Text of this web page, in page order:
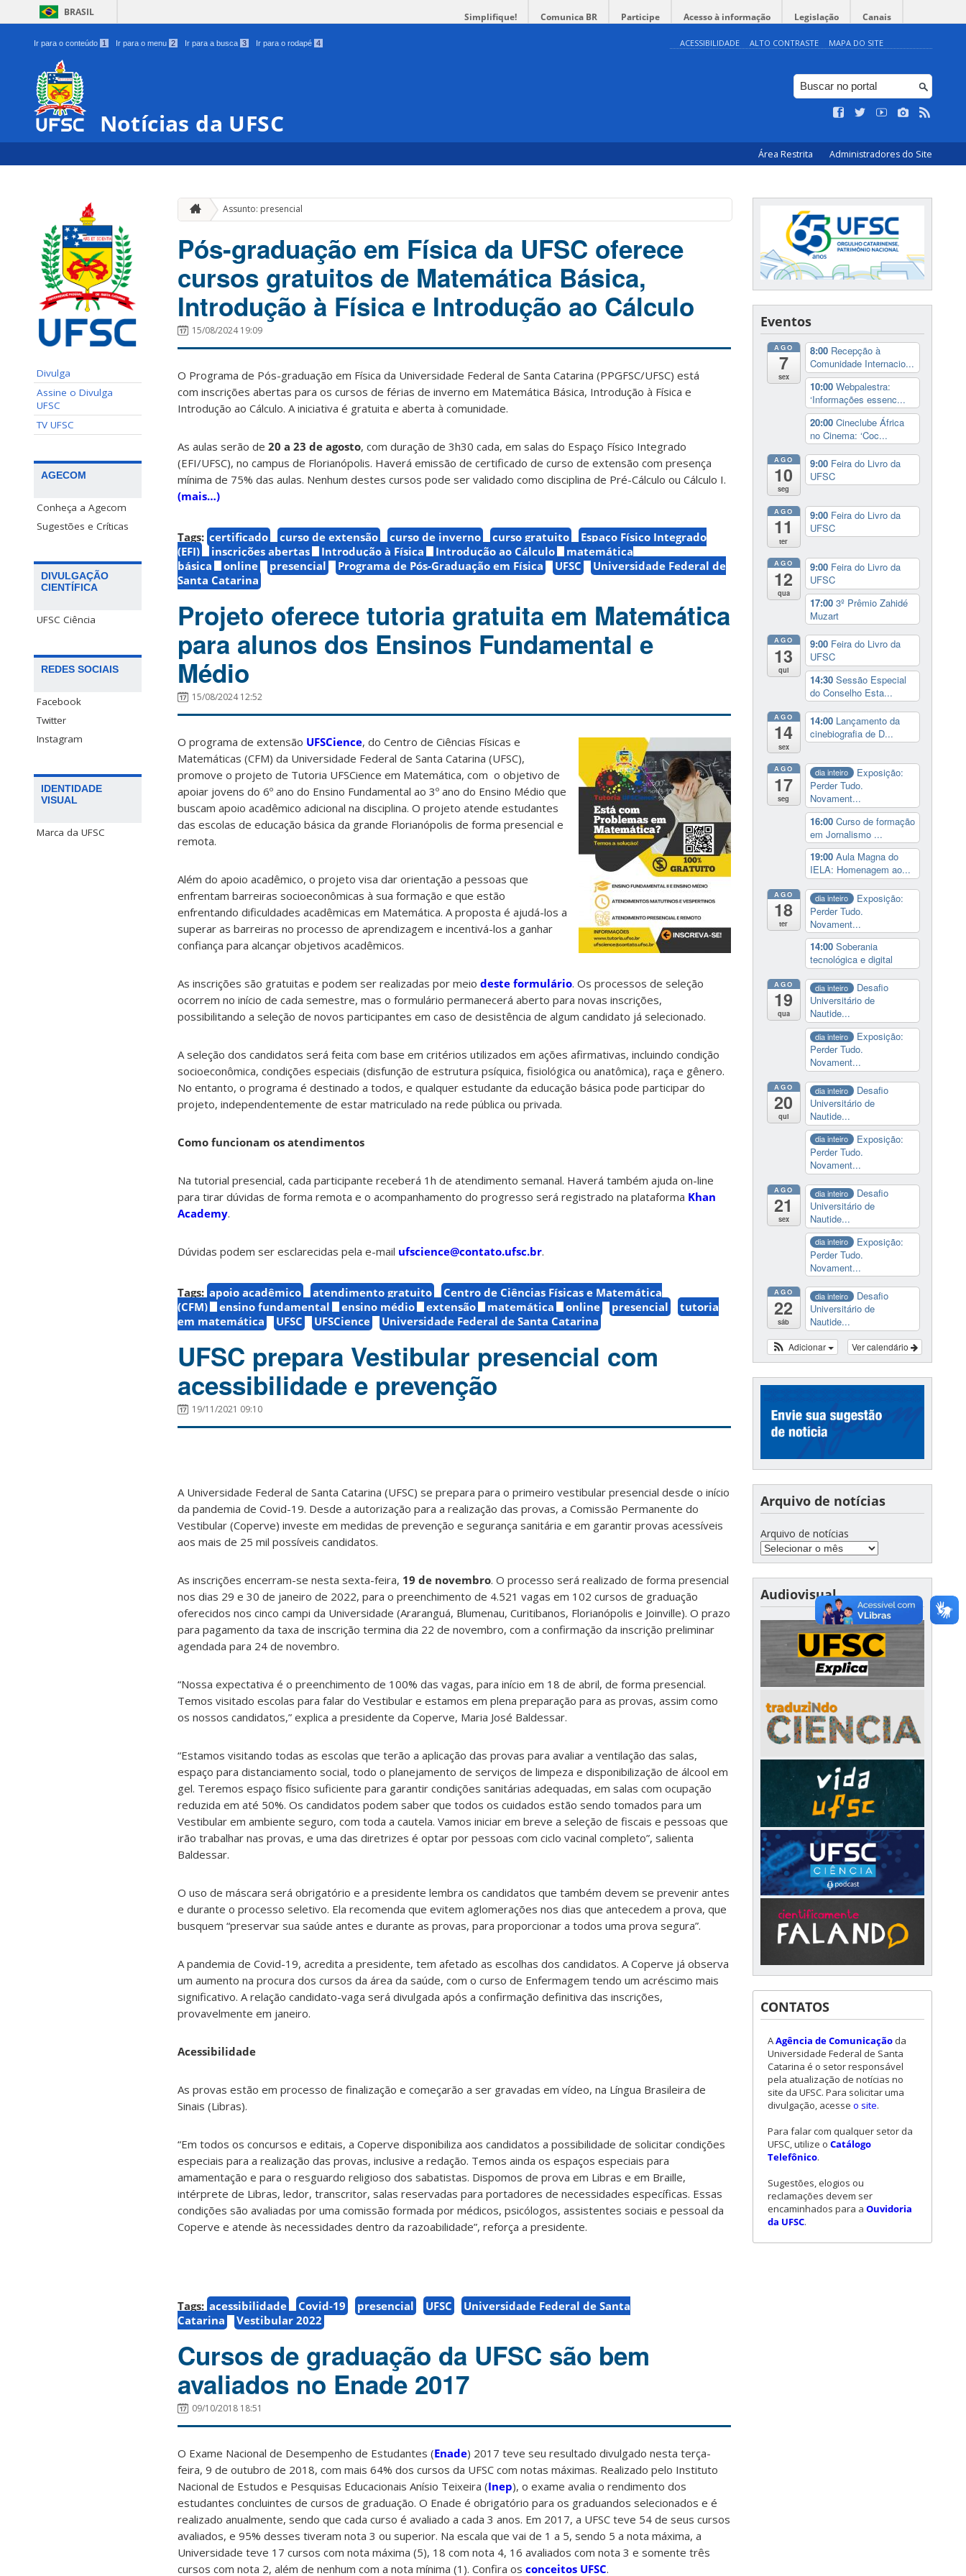
BRASIL Simplifique! Comunica BR Participe Acesso à informação Legislação Canais
Ir para o conteúdo 1 Ir para o menu 2 Ir para a busca 3 Ir para o rodapé 4 ACESSIBILIDADE ALTO CONTRASTE MAPA DO SITE
Notícias da UFSC
Área Restrita Administradores do Site
Divulga
Assine o Divulga
UFSC
TV UFSC
AGECOM
Conheça a Agecom
Sugestões e Críticas
DIVULGAÇÃO
CIENTÍFICA
UFSC Ciência
REDES SOCIAIS
Facebook
Twitter
Instagram
IDENTIDADE
VISUAL
Marca da UFSC
Assunto: presencial
Pós-graduação em Física da UFSC oferece
cursos gratuitos de Matemática Básica,
Introdução à Física e Introdução ao Cálculo
15/08/2024 19:09
O Programa de Pós-graduação em Física da Universidade Federal de Santa Catarina (PPGFSC/UFSC) está
com inscrições abertas para os cursos de férias de inverno em Matemática Básica, Introdução à Física e
Introdução ao Cálculo. A iniciativa é gratuita e aberta à comunidade.
As aulas serão de 20 a 23 de agosto, com duração de 3h30 cada, em salas do Espaço Físico Integrado
(EFI/UFSC), no campus de Florianópolis. Haverá emissão de certificado de curso de extensão com presença
mínima de 75% das aulas. Nenhum destes cursos pode ser validado como disciplina de Pré-Cálculo ou Cálculo I.
(mais…)
Tags: certificado curso de extensão curso de inverno curso gratuito
Espaço Físico Integrado
(EFI)
inscrições abertas Introdução à Física Introdução ao Cálculo
matemática
básica
online presencial Programa de Pós-Graduação em Física UFSC
Universidade Federal de
Santa Catarina
Projeto oferece tutoria gratuita em Matemática
para alunos dos Ensinos Fundamental e
Médio
15/08/2024 12:52
O programa de extensão UFSCience, do Centro de Ciências Físicas e
Matemáticas (CFM) da Universidade Federal de Santa Catarina (UFSC),
promove o projeto de Tutoria UFSCience em Matemática, com o objetivo de
apoiar jovens do 6º ano do Ensino Fundamental ao 3º ano do Ensino Médio que
buscam apoio acadêmico adicional na disciplina. O projeto atende estudantes
das escolas de educação básica da grande Florianópolis de forma presencial e
remota.
Além do apoio acadêmico, o projeto visa dar orientação a pessoas que
enfrentam barreiras socioeconômicas à sua formação e que estão
enfrentando dificuldades acadêmicas em Matemática. A proposta é ajudá-los a
superar as barreiras no processo de aprendizagem e incentivá-los a ganhar
confiança para alcançar objetivos acadêmicos.
As inscrições são gratuitas e podem ser realizadas por meio deste formulário. Os processos de seleção
ocorrem no início de cada semestre, mas o formulário permanecerá aberto para novas inscrições,
possibilitando a seleção de novos participantes em caso de desistência de algum candidato já selecionado.
A seleção dos candidatos será feita com base em critérios utilizados em ações afirmativas, incluindo condição
socioeconômica, condições especiais (disfunção de estrutura psíquica, fisiológica ou anatômica), raça e gênero.
No entanto, o programa é destinado a todos, e qualquer estudante da educação básica pode participar do
projeto, independentemente de estar matriculado na rede pública ou privada.
Como funcionam os atendimentos
Na tutorial presencial, cada participante receberá 1h de atendimento semanal. Haverá também ajuda on-line
para tirar dúvidas de forma remota e o acompanhamento do progresso será registrado na plataforma Khan
Academy.
Dúvidas podem ser esclarecidas pela e-mail ufscience@contato.ufsc.br.
Tags: apoio acadêmico atendimento gratuito
Centro de Ciências Físicas e Matemática
(CFM)
ensino fundamental ensino médio extensão matemática online presencial
tutoria
em matemática
UFSC UFSCience Universidade Federal de Santa Catarina
UFSC prepara Vestibular presencial com
acessibilidade e prevenção
19/11/2021 09:10
A Universidade Federal de Santa Catarina (UFSC) se prepara para o primeiro vestibular presencial desde o início
da pandemia de Covid-19. Desde a autorização para a realização das provas, a Comissão Permanente do
Vestibular (Coperve) investe em medidas de prevenção e segurança sanitária e em garantir provas acessíveis
aos mais de 25 mil possíveis candidatos.
As inscrições encerram-se nesta sexta-feira, 19 de novembro. O processo será realizado de forma presencial
nos dias 29 e 30 de janeiro de 2022, para o preenchimento de 4.521 vagas em 102 cursos de graduação
oferecidos nos cinco campi da Universidade (Araranguá, Blumenau, Curitibanos, Florianópolis e Joinville). O prazo
para pagamento da taxa de inscrição termina dia 22 de novembro, com a confirmação da inscrição preliminar
agendada para 24 de novembro.
“Nossa expectativa é o preenchimento de 100% das vagas, para início em 18 de abril, de forma presencial.
Temos visitado escolas para falar do Vestibular e estamos em plena preparação para as provas, assim como
os nossos candidatos,” explica a presidente da Coperve, Maria José Baldessar.
“Estamos visitando todas as escolas que terão a aplicação das provas para avaliar a ventilação das salas,
espaço para distanciamento social, todo o planejamento de serviços de limpeza e disponibilização de álcool em
gel. Teremos espaço físico suficiente para garantir condições sanitárias adequadas, em salas com ocupação
reduzida em até 50%. Os candidatos podem saber que todos os cuidados estão sendo tomados para um
Vestibular em ambiente seguro, com toda a cautela. Vamos iniciar em breve a seleção de fiscais e pessoas que
irão trabalhar nas provas, e uma das diretrizes é optar por pessoas com ciclo vacinal completo”, salienta
Baldessar.
O uso de máscara será obrigatório e a presidente lembra os candidatos que também devem se prevenir antes
e durante o processo seletivo. Ela recomenda que evitem aglomerações nos dias que antecedem a prova, que
busquem “preservar sua saúde antes e durante as provas, para proporcionar a todos uma prova segura”.
A pandemia de Covid-19, acredita a presidente, tem afetado as escolhas dos candidatos. A Coperve já observa
um aumento na procura dos cursos da área da saúde, com o curso de Enfermagem tendo um acréscimo mais
significativo. A relação candidato-vaga será divulgada após a confirmação definitiva das inscrições,
provavelmente em janeiro.
Acessibilidade
As provas estão em processo de finalização e começarão a ser gravadas em vídeo, na Língua Brasileira de
Sinais (Libras).
“Em todos os concursos e editais, a Coperve disponibiliza aos candidatos a possibilidade de solicitar condições
especiais para a realização das provas, inclusive a redação. Temos ainda os espaços especiais para
amamentação e para o resguardo religioso dos sabatistas. Dispomos de prova em Libras e em Braille,
intérprete de Libras, ledor, transcritor, salas reservadas para portadores de necessidades específicas. Essas
condições são avaliadas por uma comissão formada por médicos, psicólogos, assistentes sociais e pessoal da
Coperve e atende às necessidades dentro da razoabilidade”, reforça a presidente.
Tags: acessibilidade Covid-19 presencial UFSC
Universidade Federal de Santa
Catarina
Vestibular 2022
Cursos de graduação da UFSC são bem
avaliados no Enade 2017
09/10/2018 18:51
O Exame Nacional de Desempenho de Estudantes (Enade) 2017 teve seu resultado divulgado nesta terça-
feira, 9 de outubro de 2018, com mais 64% dos cursos da UFSC com notas máximas. Realizado pelo Instituto
Nacional de Estudos e Pesquisas Educacionais Anísio Teixeira (Inep), o exame avalia o rendimento dos
estudantes concluintes de cursos de graduação. O Enade é obrigatório para os graduandos selecionados e é
realizado anualmente, sendo que cada curso é avaliado a cada 3 anos. Em 2017, a UFSC teve 54 de seus cursos
avaliados, e 95% desses tiveram nota 3 ou superior. Na escala que vai de 1 a 5, sendo 5 a nota máxima, a
Universidade teve 17 cursos com nota máxima (5), 18 com nota 4, 16 avaliados com nota 3 e somente três
cursos com nota 2, além de nenhum com a nota mínima (1). Confira os conceitos UFSC.
Eventos
AGO
7
sex
8:00 Recepção à
Comunidade Internacio...
10:00 Webpalestra:
‘Informações essenc...
20:00 Cineclube África
no Cinema: ‘Coc...
AGO
10
seg
9:00 Feira do Livro da
UFSC
AGO
11
ter
9:00 Feira do Livro da
UFSC
AGO
12
qua
9:00 Feira do Livro da
UFSC
17:00 3º Prêmio Zahidé
Muzart
AGO
13
qui
9:00 Feira do Livro da
UFSC
14:30 Sessão Especial
do Conselho Esta...
AGO
14
sex
14:00 Lançamento da
cinebiografia de D...
AGO
17
seg
dia inteiro
Exposição:
Perder Tudo.
Novament...
16:00 Curso de formação
em Jornalismo ...
19:00 Aula Magna do
IELA: Homenagem ao...
AGO
18
ter
dia inteiro
Exposição:
Perder Tudo.
Novament...
14:00 Soberania
tecnológica e digital
AGO
19
qua
dia inteiro
Desafio
Universitário de
Nautide...
dia inteiro
Exposição:
Perder Tudo.
Novament...
AGO
20
qui
dia inteiro
Desafio
Universitário de
Nautide...
dia inteiro
Exposição:
Perder Tudo.
Novament...
AGO
21
sex
dia inteiro
Desafio
Universitário de
Nautide...
dia inteiro
Exposição:
Perder Tudo.
Novament...
AGO
22
sáb
dia inteiro
Desafio
Universitário de
Nautide...
Ver calendário
Adicionar
Arquivo de notícias
Arquivo de notícias
Audiovisual
CONTATOS
AAgência de Comunicação da
Universidade Federal de Santa
Catarina é o setor responsável
pela atualização de notícias no
site da UFSC. Para solicitar uma
divulgação, acesse o site.
Para falar com qualquer setor da
UFSC, utilize o Catálogo
Telefônico.
Sugestões, elogios ou
reclamações devem ser
encaminhados para a Ouvidoria
da UFSC.